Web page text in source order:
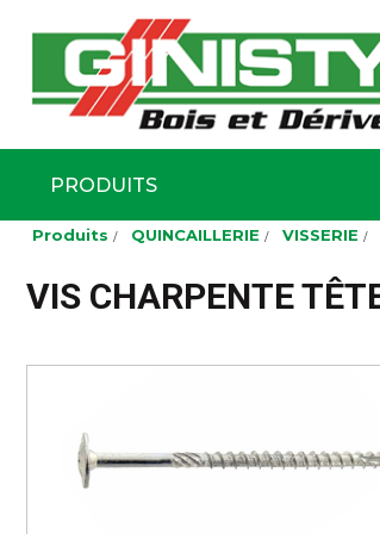
Aller
principal
PRODUITS
Produits QUINCAILLERIE VISSERIE
VIS CHARPENTE